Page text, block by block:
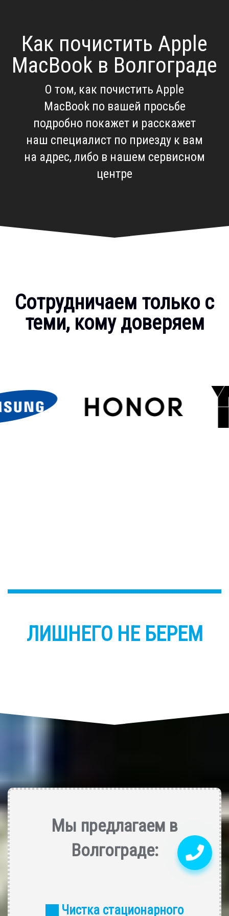
Как почистить Apple
MacBook в Волгограде
О том, как почистить Apple
MacBook по вашей просьбе
подробно покажет и расскажет
наш специалист по приезду к вам
на адрес, либо в нашем сервисном
центре
Сотрудничаем только с
теми, кому доверяем
ЛИШНЕГО НЕ БЕРЕМ
Мы предлагаем в
Волгограде:
Чистка стационарного